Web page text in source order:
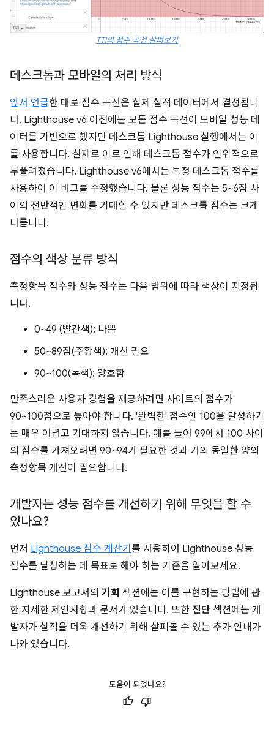
TTI의 점수 곡선 살펴보기
데스크톱과 모바일의 처리 방식
앞서 언급한 대로 점수 곡선은 실제 실적 데이터에서 결정됩니
다. Lighthouse v6 이전에는 모든 점수 곡선이 모바일 성능 데
이터를 기반으로 했지만 데스크톱 Lighthouse 실행에서는 이
를 사용합니다. 실제로 이로 인해 데스크톱 점수가 인위적으로
부풀려졌습니다. Lighthouse v6에서는 특정 데스크톱 점수를
사용하여 이 버그를 수정했습니다. 물론 성능 점수는 5~6점 사
이의 전반적인 변화를 기대할 수 있지만 데스크톱 점수는 크게
다릅니다.
점수의 색상 분류 방식
측정항목 점수와 성능 점수는 다음 범위에 따라 색상이 지정됩
니다.
0~49 (빨간색): 나쁨
50~89점(주황색): 개선 필요
90~100(녹색): 양호함
만족스러운 사용자 경험을 제공하려면 사이트의 점수가
90~100점으로 높아야 합니다. '완벽한' 점수인 100을 달성하기
는 매우 어렵고 기대하지 않습니다. 예를 들어 99에서 100 사이
의 점수를 가져오려면 90~94가 필요한 것과 거의 동일한 양의
측정항목 개선이 필요합니다.
개발자는 성능 점수를 개선하기 위해 무엇을 할 수
있나요?
먼저 Lighthouse 점수 계산기 를 사용하여 Lighthouse 성능
점수를 달성하는 데 목표로 해야 하는 기준을 알아보세요.
Lighthouse 보고서의 기회 섹션에는 이를 구현하는 방법에 관
한 자세한 제안사항과 문서가 있습니다. 또한 진단 섹션에는 개
발자가 실적을 더욱 개선하기 위해 살펴볼 수 있는 추가 안내가
나와 있습니다.
도움이 되었나요?